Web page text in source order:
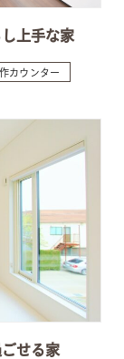
上手な家
カウンター
せる家